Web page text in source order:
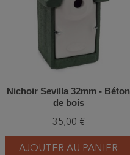
Nichoir Sevilla 32mm - Béton
de bois
35,00 €
AJOUTER AU PANIER